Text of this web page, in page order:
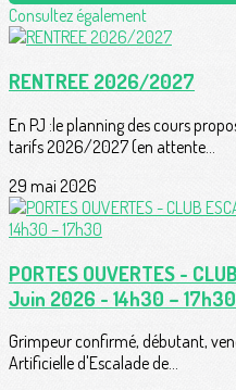
Consultez également
RENTREE 2026/2027
En PJ :le planning des cours
tarifs 2026/2027 (en attente...
29 mai 2026
PORTES OUVERTES -
Juin 2026 - 14h30 – 17h30
Grimpeur confirmé, débutant,
Artificielle d'Escalade de...